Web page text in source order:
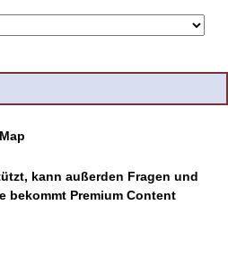
kann außerden Fragen und
bekommt Premium Content